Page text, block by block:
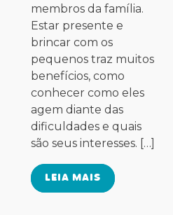
membros da família.
Estar presente e
brincar com os
pequenos traz muitos
benefícios, como
conhecer como eles
agem diante das
dificuldades e quais
são seus interesses. […]
LEIA MAIS